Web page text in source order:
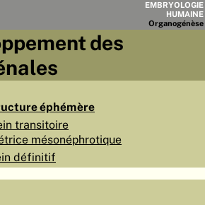
EMBRYOLOGIE
HUMAINE
Organogénèse
LISTE DES CHAPITRES
◀PAGES▶
des
éphémère
transitoire
mésonéphrotique
définitif